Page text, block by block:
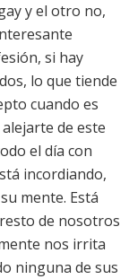
y el otro no,
si hay
lo que tiende
cuando es
de este
el día con
incordiando,
mente. Está
de nosotros
nos irrita
ninguna de sus